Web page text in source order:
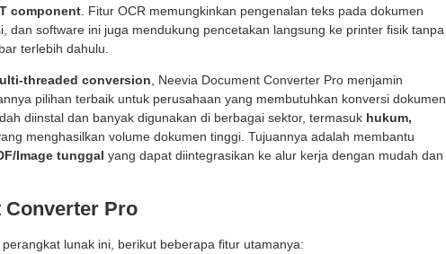
component . Fitur OCR memungkinkan pengenalan teks pada dokumen
dan software ini juga mendukung pencetakan langsung ke printer fisik tanpa
terlebih dahulu.
threaded conversion , Neevia Document Converter Pro menjamin
pilihan terbaik untuk perusahaan yang membutuhkan konversi dokumen
diinstal dan banyak digunakan di berbagai sektor, termasuk hukum,
menghasilkan volume dokumen tinggi. Tujuannya adalah membantu
Image tunggal yang dapat diintegrasikan ke alur kerja dengan mudah dan
Converter Pro
lunak ini, berikut beberapa fitur utamanya: